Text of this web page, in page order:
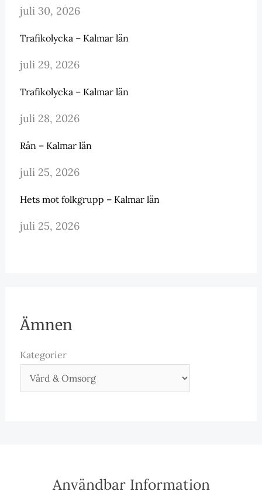
juli 30, 2026
Trafikolycka – Kalmar län
juli 29, 2026
Trafikolycka – Kalmar län
juli 28, 2026
Rån – Kalmar län
juli 25, 2026
Hets mot folkgrupp – Kalmar län
juli 25, 2026
Ämnen
Kategorier
Användbar Information